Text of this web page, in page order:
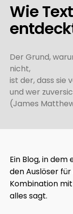
Wie
Der Grund,
nicht,
ist der, dass sie
und wer
(James
Ein Blog, in dem
den Auslöser
Kombination
alles sagt.